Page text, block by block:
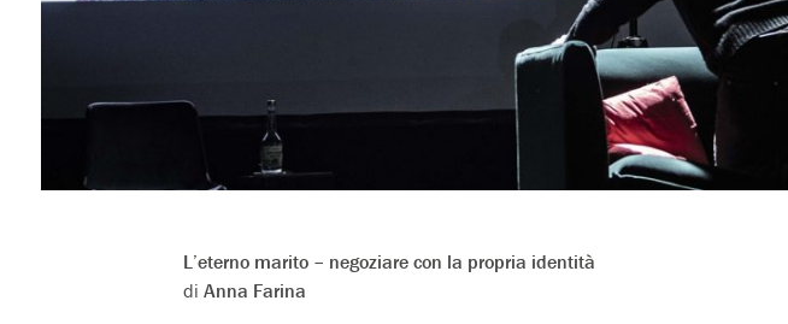
L’eterno marito – negoziare con la propria identità
di Anna Farina